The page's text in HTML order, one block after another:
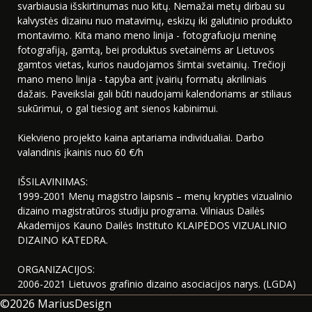
svarbiausia išskirtinumas nuo kitų. Nemažai metų dirbau su
kalvystės dizainu nuo matavimų, eskizų iki galutinio produkto
montavimo. Kita mano meno linija - fotografuoju meninę
fotografiją, gamtą, bei produktus svetainėms ar Lietuvos
gamtos vietas, kurios naudojamos šimtai svetainių. Trečioji
mano meno linija - tapyba ant įvairių formatų akriliniais
dažais. Paveikslai gali būti naudojami kalendoriams ar stiliaus
sukūrimui, o gal tiesiog ant sienos kabinimui.
Kiekvieno projekto kaina aptariama individualiai. Darbo
valandinis įkainis nuo 60 €/h
IŠSILAVINIMAS:
1999-2001 Menų magistro laipsnis – menų krypties vizualinio
dizaino magistratūros studiju programa. Vilniaus Dailės
Akademijos Kauno Dailės Instituto KLAIPĖDOS VIZUALINIO
DIZAINO KATEDRA.
ORGANIZACIJOS:
2006-2021 Lietuvos grafinio dizaino asociacijos narys. (LGDA)
©2026 MariusDesign